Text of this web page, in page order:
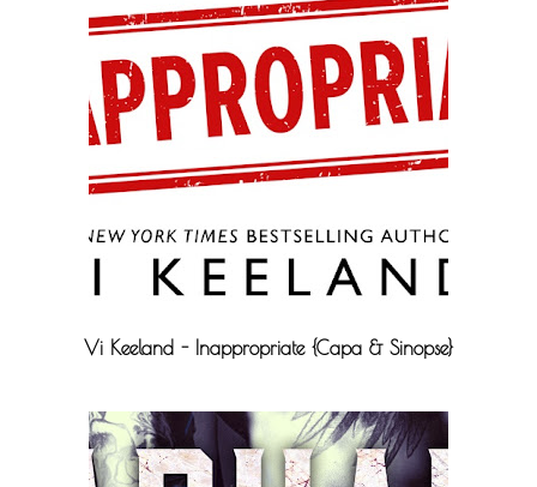
Vi Keeland - Inappropriate {Capa & Sinopse}